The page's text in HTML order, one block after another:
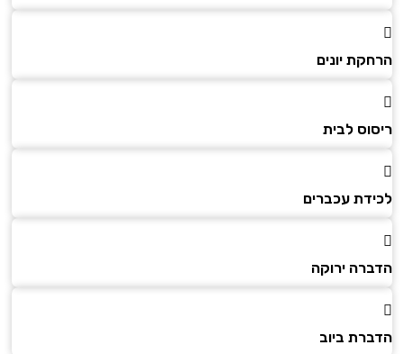
הרחקת יונים
ריסוס לבית
לכידת עכברים
הדברה ירוקה
הדברת ביוב